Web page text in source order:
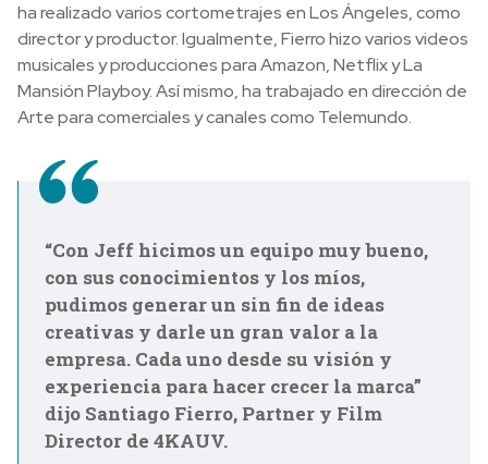
ha realizado varios cortometrajes en Los Ángeles, como
director y productor. Igualmente, Fierro hizo varios videos
musicales y producciones para Amazon, Netflix y La
Mansión Playboy. Así mismo, ha trabajado en dirección de
Arte para comerciales y canales como Telemundo.
“Con Jeff hicimos un equipo muy bueno,
con sus conocimientos y los míos,
pudimos generar un sin fin de ideas
creativas y darle un gran valor a la
empresa. Cada uno desde su visión y
experiencia para hacer crecer la marca”
dijo Santiago Fierro, Partner y Film
Director de 4KAUV.